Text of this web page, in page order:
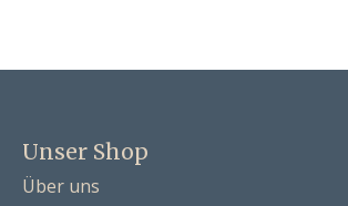
Unser Shop
Über uns